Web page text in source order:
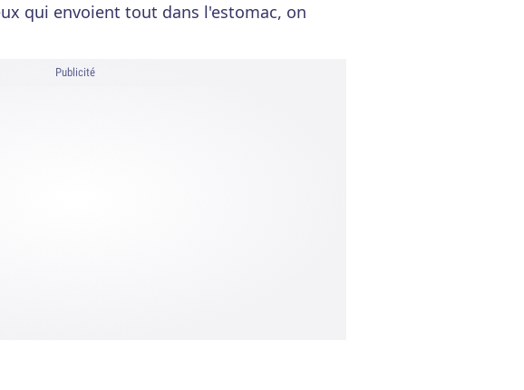
qui envoient tout dans l'estomac, on
Publicité